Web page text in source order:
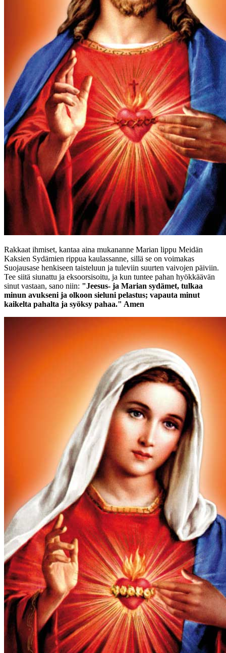
Rakkaat ihmiset, kantaa aina mukananne Marian lippu Meidän
Kaksien Sydämien rippua kaulassanne, sillä se on voimakas
Suojausase henkiseen taisteluun ja tuleviin suurten vaivojen päiviin.
Tee siitä siunattu ja eksoorsisoitu, ja kun tuntee pahan hyökkäävän
sinut vastaan, sano niin: "Jeesus- ja Marian sydämet, tulkaa
minun avukseni ja olkoon sieluni pelastus; vapauta minut
kaikelta pahalta ja syöksy pahaa." Amen